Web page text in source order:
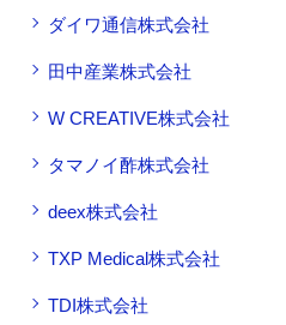
ダイワ通信株式会社
田中産業株式会社
W CREATIVE株式会社
タマノイ酢株式会社
deex株式会社
TXP Medical株式会社
TDI株式会社